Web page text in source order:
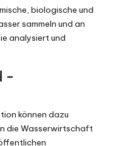
biologische und
sammeln und an
analysiert und
-
können dazu
die Wasserwirtschaft